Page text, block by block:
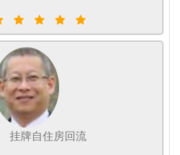
挂牌自住房回流